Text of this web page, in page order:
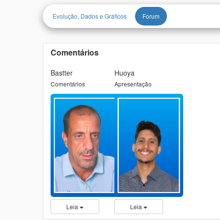
Evolução, Dados e Gráficos Forum
Comentários
Bastter
Comentários
Leia
Huoya
Apresentação
Leia